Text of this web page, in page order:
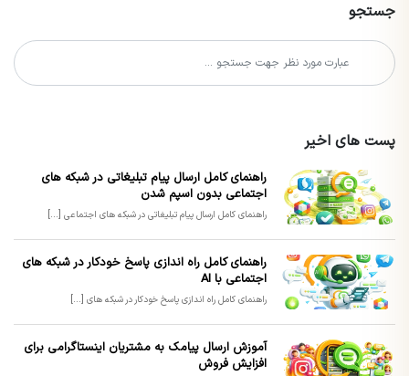
جستجو
پست های اخیر
راهنمای کامل ارسال پیام تبلیغاتی در شبکه های
اجتماعی بدون اسپم شدن
راهنمای کامل ارسال پیام تبلیغاتی در شبکه های اجتماعی [...]
راهنمای کامل راه اندازی پاسخ خودکار در شبکه های
اجتماعی با AI
راهنمای کامل راه اندازی پاسخ خودکار در شبکه های [...]
آموزش ارسال پیامک به مشتریان اینستاگرامی برای
افزایش فروش